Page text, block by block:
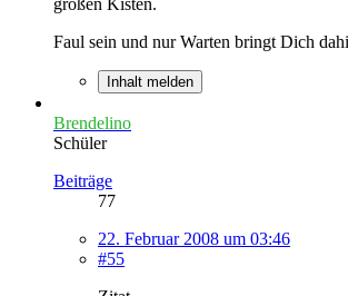
Faul sein und nur Warten bringt Dich
Inhalt melden
Brendelino
Schüler
Beiträge
77
22. Februar 2008 um 03:46
#55